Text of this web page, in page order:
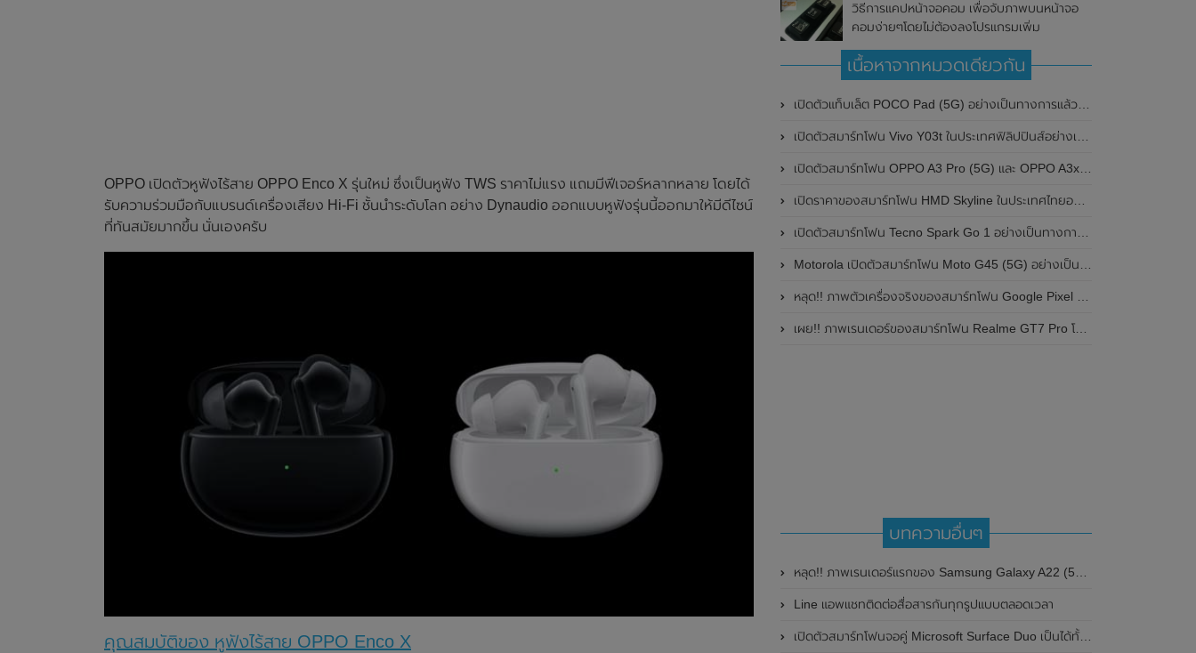
OPPO เปิดตัวหูฟังไร้สาย OPPO Enco X รุ่นใหม่ ซึ่งเป็นหูฟัง TWS ราคาไม่แรง แถมมีฟีเจอร์หลากหลาย โดยได้
รับความร่วมมือกับแบรนด์เครื่องเสียง Hi-Fi ชั้นนำระดับโลก อย่าง Dynaudio ออกแบบหูฟังรุ่นนี้ออกมาให้มีดีไซน์
ที่ทันสมัยมากขึ้น นั่นเองครับ
คุณสมบัติของ หูฟังไร้สาย OPPO Enco X
วิธีการแคปหน้าจอคอม เพื่อจับภาพบนหน้าจอ
คอมง่ายๆโดยไม่ต้องลงโปรแกรมเพิ่ม
เนื้อหาจากหมวดเดียวกัน
เปิดตัวแท็บเล็ต POCO Pad (5G) อย่างเป็นทางการแล้วในประเทศอินเดีย มาพร้อมชิปเซ็ต Snapdragon 7s Gen 2 ของ Qualcomm และรองรับเครือข่าย 5G
เปิดตัวสมาร์ทโฟน Vivo Y03t ในประเทศฟิลิปปินส์อย่างเป็นทางการแล้ว มาพร้อมชิปเซ็ต Unisoc T612 , กล้องหลัง ความละเอียด 13MP , แบตเตอรี่ 5,000mAh และหน้าจอแสดงผล LCD / 90Hz
เปิดตัวสมาร์ทโฟน OPPO A3 Pro (5G) และ OPPO A3x ในประเทศไทยอย่างเป็นทางการแล้ว ในราคาเริ่มต้นเพียง 3,999 บาท
เปิดราคาของสมาร์ทโฟน HMD Skyline ในประเทศไทยอย่างเป็นทางการแล้ว ราคา 14,990 บาท
เปิดตัวสมาร์ทโฟน Tecno Spark Go 1 อย่างเป็นทางการแล้ว มาพร้อมหน้าจอแสดงผล LCD / 120Hz , แบตเตอรี่ 5,000mAh และใช้ชิปเซ็ต Unisoc
Motorola เปิดตัวสมาร์ทโฟน Moto G45 (5G) อย่างเป็นทางการแล้วในอินเดีย
หลุด!! ภาพตัวเครื่องจริงของสมาร์ทโฟน Google Pixel 9a โชว์ดีไซน์ใหม่ กล้องหลังแบนราบ ไม่มีกรอบของกล้องแล้ว
เผย!! ภาพเรนเดอร์ของสมาร์ทโฟน Realme GT7 Pro โชว์ให้เห็นดีไซน์ใหม่ พร้อมเผยรายละเอียดสเปกที่สำคัญบางส่วน
บทความอื่นๆ
หลุด!! ภาพเรนเดอร์แรกของ Samsung Galaxy A22 (5G) สมาร์ทโฟนราคาประหยัด มาพร้อมหน้าจอ 6.5 นิ้ว และกล้องหลัง 3 ตัว
Line แอพแชทติดต่อสื่อสารกันทุกรูปแบบตลอดเวลา
เปิดตัวสมาร์ทโฟนจอคู่ Microsoft Surface Duo เป็นได้ทั้งมือถือและแท็บเล็ต